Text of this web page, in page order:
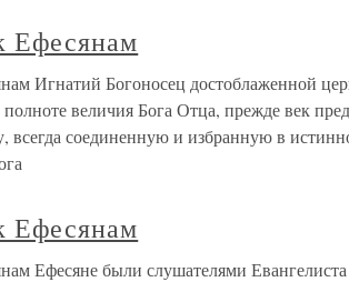
Ефесянам
Игнатий Богоносец достоблаженной
величия Бога Отца, прежде век
всегда соединенную и избранную в
Ефесянам
Ефесяне были слушателями